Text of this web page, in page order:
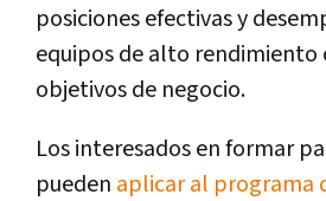
posiciones efectivas y
equipos de alto rendimiento
objetivos de negocio.
Los interesados en formar
pueden aplicar al programa